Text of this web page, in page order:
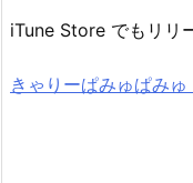
iTune Store でもリリ
きゃりーぱみゅぱみゅ